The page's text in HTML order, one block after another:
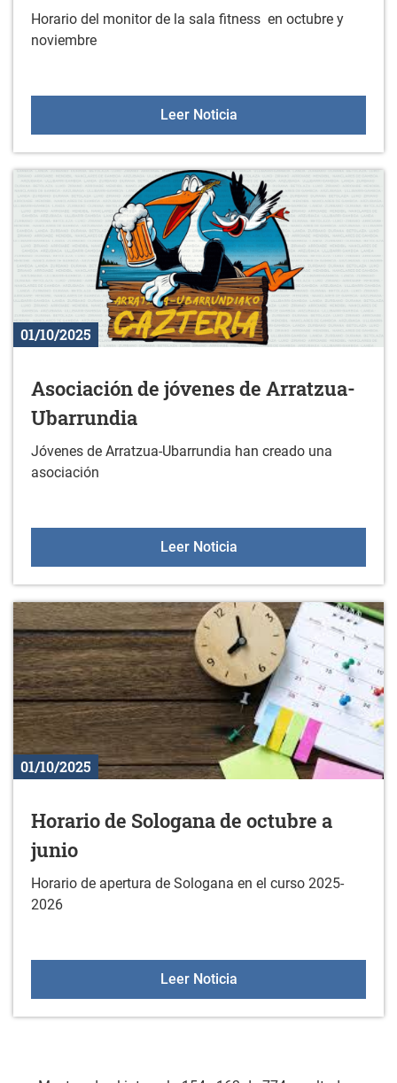
Horario del monitor de la sala fitness en octubre y
noviembre
Leer NoticiaServicio de
01/10/2025
Asociación de jóvenes de Arratzua-
Ubarrundia
Jóvenes de Arratzua-Ubarrundia han creado una
asociación
Leer NoticiaAsociación de jóvenes
01/10/2025
Horario de Sologana de octubre a
junio
Horario de apertura de Sologana en el curso 2025-
2026
Leer NoticiaHorario de Sologana de